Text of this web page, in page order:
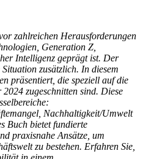
zahlreichen Herausforderungen
Generation Z,
Intelligenz geprägt ist. Der
zusätzlich. In diesem
präsentiert, die speziell auf die
zugeschnitten sind. Diese
Nachhaltigkeit/Umwelt
Buch bietet fundierte
praxisnahe Ansätze, um
zu bestehen. Erfahren Sie,